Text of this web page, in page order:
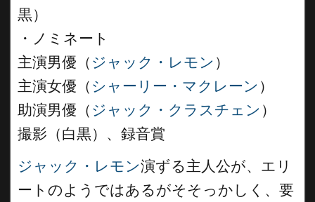
黒）
・ノミネート
主演男優（ ジャック・レモン ）
主演女優（ シャーリー・マクレーン ）
助演男優（ ジャック・クラスチェン ）
撮影（白黒）、録音賞
ジャック・レモン演ずる主人公が、エリ
ートのようではあるがそそっかしく、要